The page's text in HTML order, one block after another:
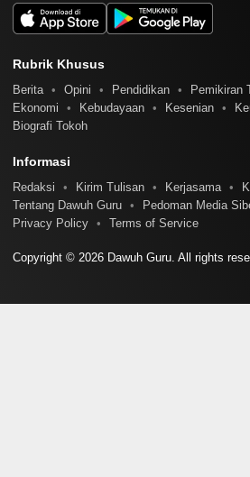
Rubrik Khusus
Berita Opini Pendidikan Pemikiran
Ekonomi
Kebudayaan Kesenian
Biografi Tokoh
Informasi
Redaksi Kirim Tulisan Kerjasama
Tentang Dawuh Guru
Pedoman Media
Privacy Policy
Terms of Service
Copyright © 2026 Dawuh Guru. All rights